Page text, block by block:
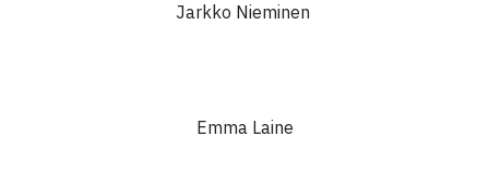
Jarkko Nieminen
Emma Laine